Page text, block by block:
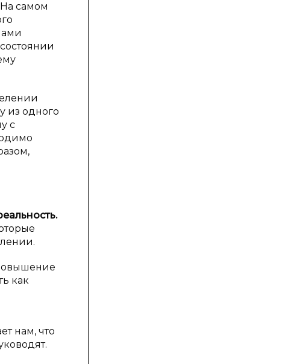
самом
из одного
с
как
нам, что